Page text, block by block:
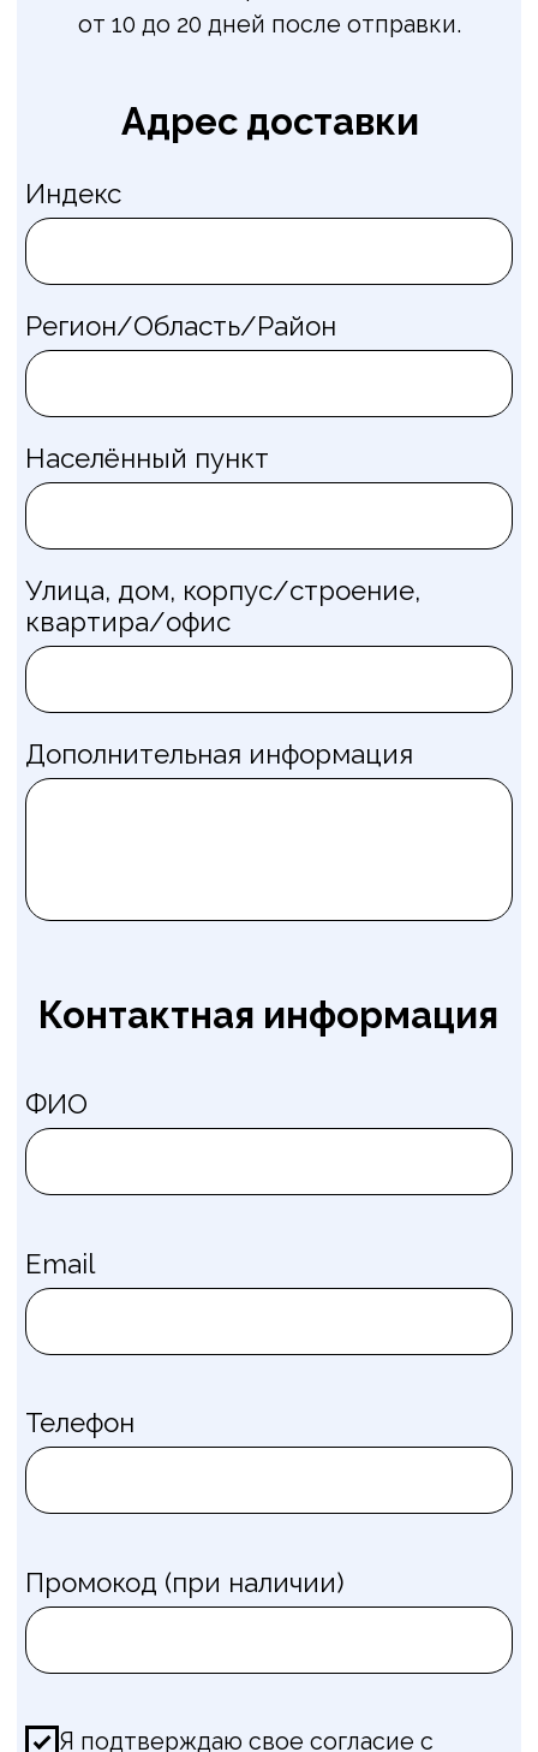
Контактная информация
Email
Телефон
Я подтверждаю свое согласие с
пользовательским соглашением и